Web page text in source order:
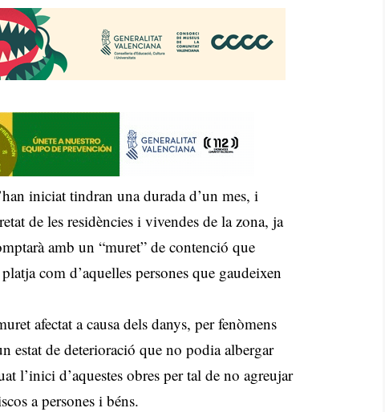
iniciat tindran una durada d’un mes, i
de les residències i vivendes de la zona, ja
amb un “muret” de contenció que
com d’aquelles persones que gaudeixen
afectat a causa dels danys, per fenòmens
estat de deterioració que no podia albergar
l’inici d’aquestes obres per tal de no agreujar
a persones i béns.